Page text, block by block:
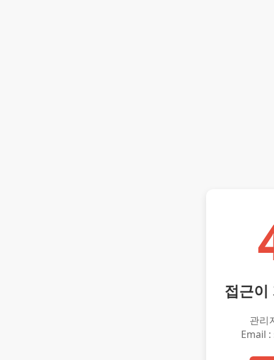
접근이
관리
Email